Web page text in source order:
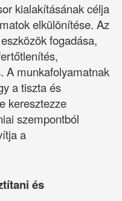
kialakításának célja
elkülönítése. Az
fogadása,
A munkafolyamatnak
a tiszta és
keresztezze
szempontból
a
és